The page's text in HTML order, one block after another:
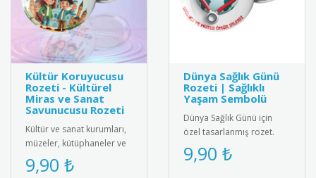
Kültür Koruyucusu
Rozeti - Kültürel
Miras ve Sanat
Savunucusu Rozeti
Kültür ve sanat kurumları,
müzeler, kütüphaneler ve
kültürel miras gönüllüleri
için özel olarak tasa..
9,90 ₺
Dünya Sağlık Günü
Rozeti | Sağlıklı
Yaşam Sembolü
Dünya Sağlık Günü için
özel tasarlanmış rozet.
Sağlıklı yaşam bilincini
yaymak için ideal
9,90 ₺